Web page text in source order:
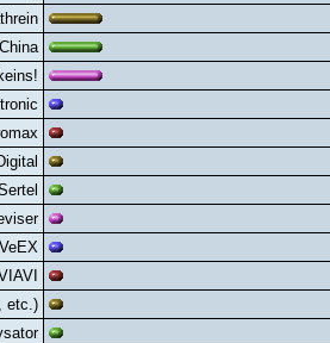
VeEX
etc.)